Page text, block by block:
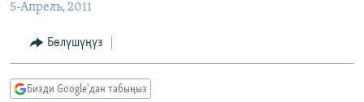
САЯСАТ
ЭКОНОМИКА
ДҮЙНӨ
БОРБОР АЗИЯ
УКРАИНА
АТАЙЫН ИЛИКТӨӨ
БҮГҮН АЗАТТЫКТА
5-Апрель, 2011
Бөлүшүңүз
Бизди Google'дан табыңыз